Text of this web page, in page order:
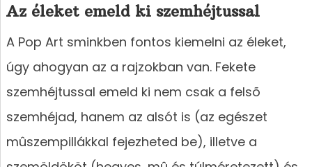
Az éleket emeld ki szemhéjtussal
A Pop Art sminkben fontos kiemelni az éleket,
úgy ahogyan az a rajzokban van. Fekete
szemhéjtussal emeld ki nem csak a felsõ
szemhéjad, hanem az alsót is (az egészet
mûszempillákkal fejezheted be), illetve a